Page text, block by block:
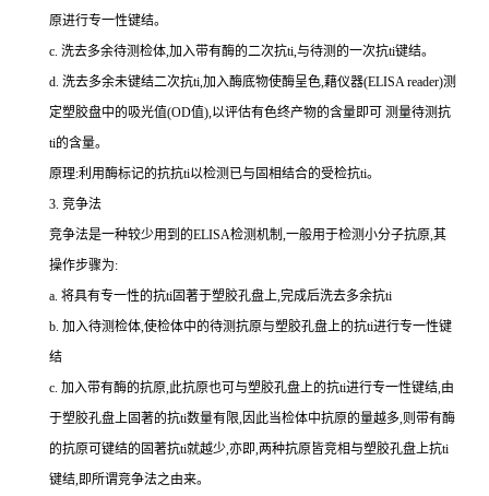
原进行专一性键结。
c. 洗去多余待测检体,加入带有酶的二次抗ti,与待测的一次抗ti键结。
d. 洗去多余未键结二次抗ti,加入酶底物使酶呈色,藉仪器(ELISA reader)测
定塑胶盘中的吸光值(OD值),以评估有色终产物的含量即可 测量待测抗
ti的含量。
原理:利用酶标记的抗抗ti以检测已与固相结合的受检抗ti。
3. 竞争法
竞争法是一种较少用到的ELISA检测机制,一般用于检测小分子抗原,其
操作步骤为:
a. 将具有专一性的抗ti固著于塑胶孔盘上,完成后洗去多余抗ti
b. 加入待测检体,使检体中的待测抗原与塑胶孔盘上的抗ti进行专一性键
结
c. 加入带有酶的抗原,此抗原也可与塑胶孔盘上的抗ti进行专一性键结,由
于塑胶孔盘上固著的抗ti数量有限,因此当检体中抗原的量越多,则带有酶
的抗原可键结的固著抗ti就越少,亦即,两种抗原皆竞相与塑胶孔盘上抗ti
键结,即所谓竞争法之由来。